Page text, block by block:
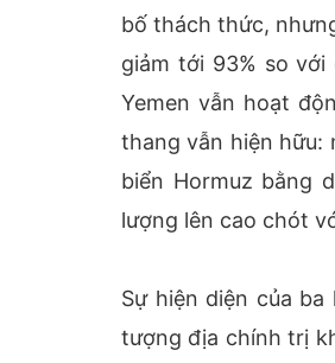
bố thách thức,
giảm tới 93% so với
Yemen vẫn hoạt
thang vẫn hiện hữu:
biển Hormuz bằng
lượng lên cao chót
Sự hiện diện của
tượng địa chính trị